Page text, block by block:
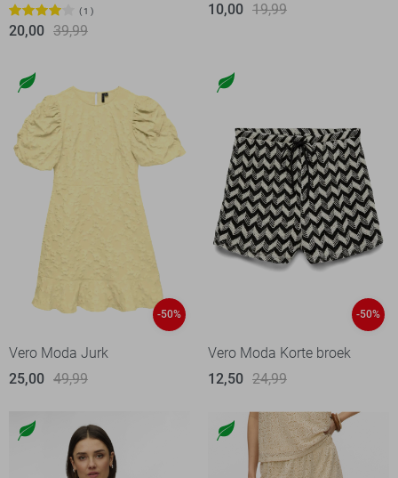
1
20,00 39,99
10,00 19,99
-50%
Vero Moda Jurk
25,00 49,99
-50%
Vero Moda Korte broek
12,50 24,99